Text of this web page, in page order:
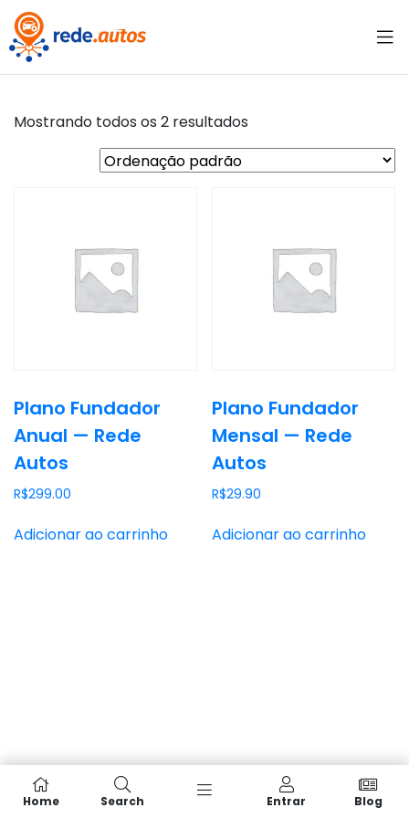
Mostrando todos os 2 resultados
Plano Fundador
Anual — Rede
Autos
R$299.00
Adicionar ao carrinho
Plano Fundador
Mensal — Rede
Autos
R$29.90
Adicionar ao carrinho
Home Search Entrar Blog